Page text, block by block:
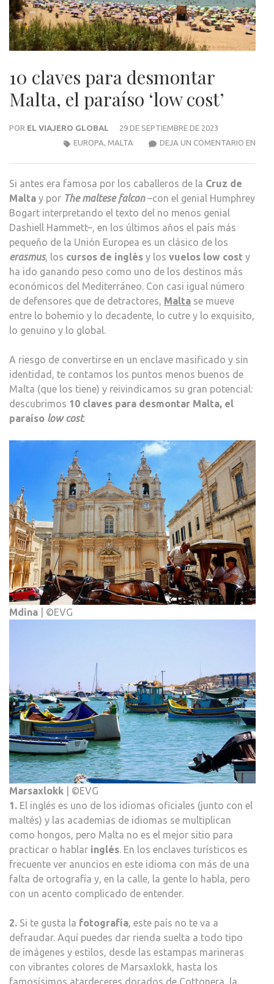
10 claves para desmontar
Malta, el paraíso ‘low cost’
POR EL VIAJERO GLOBAL
29 DE SEPTIEMBRE DE 2023
DEJA UN COMENTARIO EN
EUROPA, MALTA
Si antes era famosa por los caballeros de la Cruz de
Malta y por The maltese falcon–con el genial Humphrey
Bogart interpretando el texto del no menos genial
Dashiell Hammett–, en los últimos años el país más
pequeño de la Unión Europea es un clásico de los
erasmus, los cursos de inglés y los vuelos low cost y
ha ido ganando peso como uno de los destinos más
económicos del Mediterráneo. Con casi igual número
de defensores que de detractores, Malta se mueve
entre lo bohemio y lo decadente, lo cutre y lo exquisito,
lo genuino y lo global.
A riesgo de convertirse en un enclave masificado y sin
identidad, te contamos los puntos menos buenos de
Malta (que los tiene) y reivindicamos su gran potencial:
descubrimos 10 claves para desmontar Malta, el
paraíso low cost.
Mdina | ©EVG
Marsaxlokk | ©EVG
1. El inglés es uno de los idiomas oficiales (junto con el
maltés) y las academias de idiomas se multiplican
como hongos, pero Malta no es el mejor sitio para
practicar o hablar inglés. En los enclaves turísticos es
frecuente ver anuncios en este idioma con más de una
falta de ortografía y, en la calle, la gente lo habla, pero
con un acento complicado de entender.
2. Si te gusta la fotografía, este país no te va a
defraudar. Aquí puedes dar rienda suelta a todo tipo
de imágenes y estilos, desde las estampas marineras
con vibrantes colores de Marsaxlokk, hasta los
famosísimos atardeceres dorados de Cottonera, la